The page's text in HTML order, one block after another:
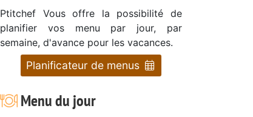
Ptitchef Vous offre la possibilité de
planifier vos menu par jour, par
semaine, d'avance pour les vacances.
Planificateur de menus
Menu du jour